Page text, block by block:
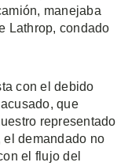
manejaba
Lathrop, condado
con el debido
que
representado
el demandado no
el flujo del